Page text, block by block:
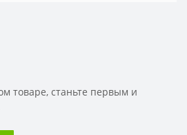
товаре, станьте первым и